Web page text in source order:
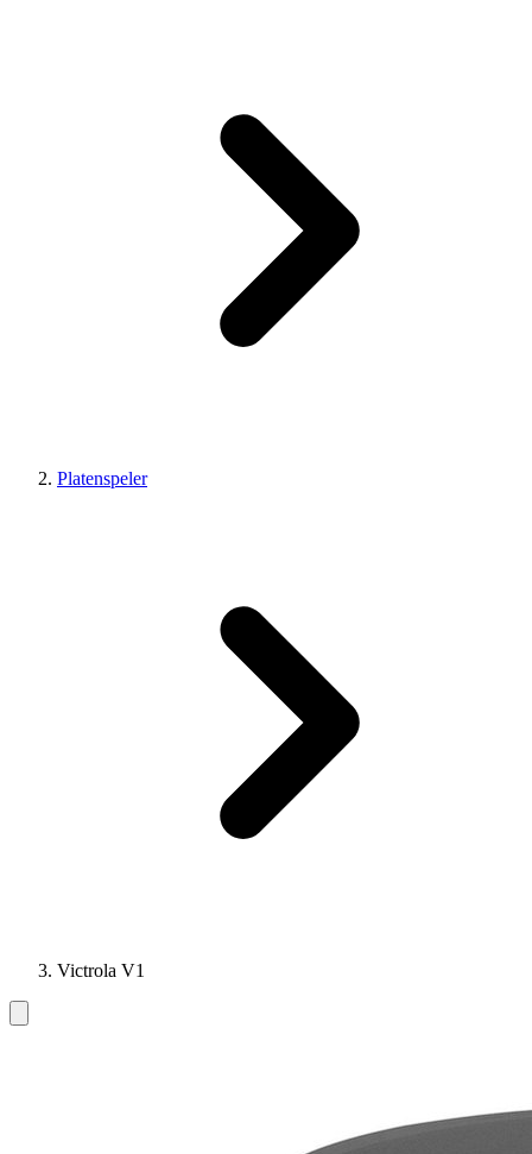
Platenspeler
Victrola V1